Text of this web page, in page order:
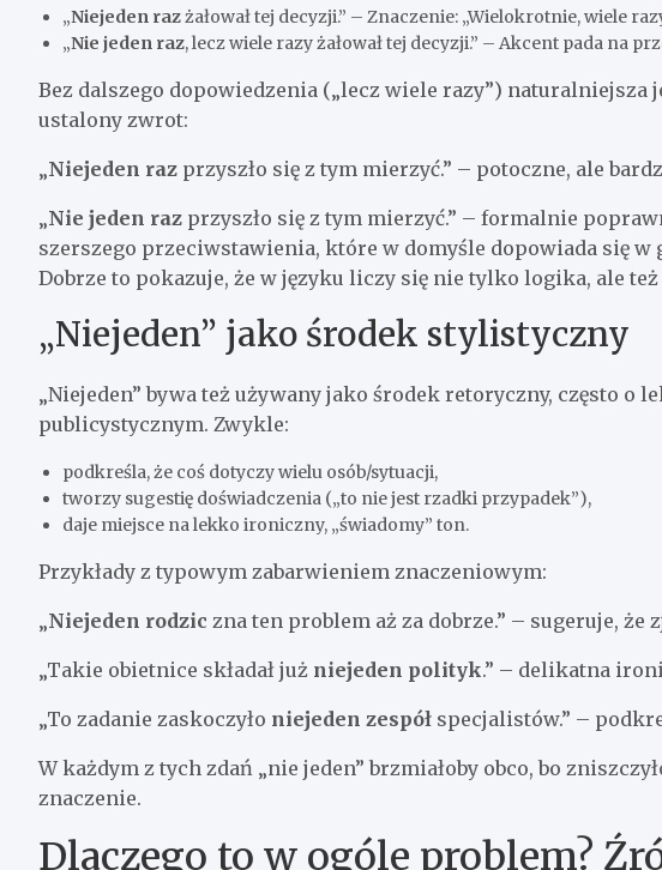
„Niejeden razżałował tej decyzji.” – Znaczenie: „Wielokrotnie, wiele razy
„Nie jeden raz, lecz wiele razy żałował tej decyzji.” – Akcent pada na
Bez dalszego dopowiedzenia („lecz wiele razy”) naturalniejsza
ustalony zwrot:
„Niejeden raz przyszło się z tym mierzyć.” – potoczne, ale
„Nie jeden raz przyszło się z tym mierzyć.” – formalnie
szerszego przeciwstawienia, które w domyśle dopowiada się w
Dobrze to pokazuje, że w języku liczy się nie tylko logika, ale
„Niejeden” jako środek stylistyczny
„Niejeden” bywa też używany jako środek retoryczny, często o
publicystycznym. Zwykle:
podkreśla, że coś dotyczy wielu osób/sytuacji,
tworzy sugestię doświadczenia („to nie jest rzadki przypadek”),
daje miejsce na lekko ironiczny, „świadomy” ton.
Przykłady z typowym zabarwieniem znaczeniowym:
„Niejeden rodzic zna ten problem aż za dobrze.” – sugeruje, że
„Takie obietnice składał już niejeden polityk.” – delikatna
„To zadanie zaskoczyło niejeden zespół specjalistów.” –
W każdym z tych zdań „nie jeden” brzmiałoby obco, bo
znaczenie.
Dlaczego to w ogóle problem?